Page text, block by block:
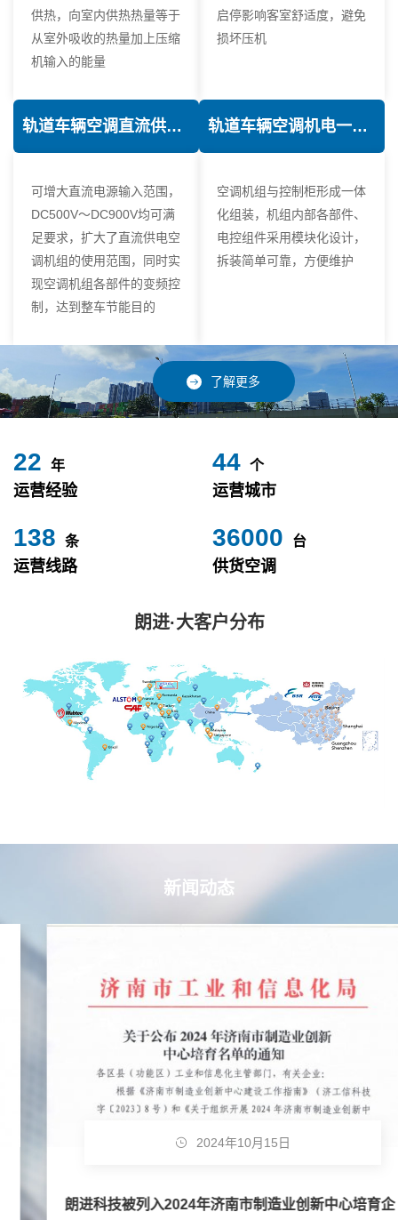
供热，向室内供热热量等于
从室外吸收的热量加上压缩
机输入的能量
启停影响客室舒适度，避免
损坏压机
轨道车辆空调直流供电技术
可增大直流电源输入范围，
DC500V～DC900V均可满
足要求，扩大了直流供电空
调机组的使用范围，同时实
现空调机组各部件的变频控
制，达到整车节能目的
轨道车辆空调机电一体化技术
空调机组与控制柜形成一体
化组装，机组内部各部件、
电控组件采用模块化设计，
拆装简单可靠，方便维护
了解更多
24 年
运营经验
49 个
运营城市
153 条
运营线路
40000 台
供货空调
朗进·大客户分布
新闻动态
2024年10月15日
朗进科技被列入2024年济南市制造业创新中心培育企